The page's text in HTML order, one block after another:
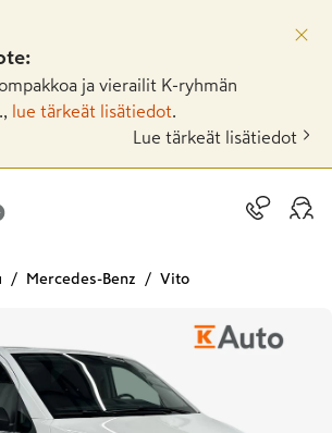
ja vierailit K-ryhmän
lue tärkeät lisätiedot
Lue tärkeät lisätiedot
Mercedes-Benz Vito